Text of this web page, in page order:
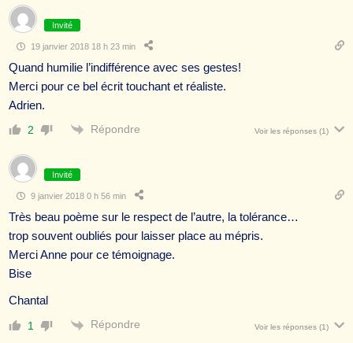
Invité
19 janvier 2018 18 h 23 min
Quand humilie l’indifférence avec ses gestes!
Merci pour ce bel écrit touchant et réaliste.
Adrien.
2 Répondre Voir les réponses (1)
Invité
9 janvier 2018 0 h 56 min
Très beau poème sur le respect de l’autre, la tolérance…
trop souvent oubliés pour laisser place au mépris.
Merci Anne pour ce témoignage.
Bise
Chantal
1 Répondre Voir les réponses (1)